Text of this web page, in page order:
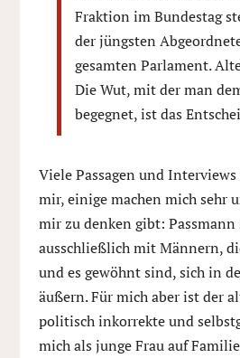
Fraktion im Bundestag
der jüngsten
gesamten Parlament.
Die Wut, mit der man
begegnet, ist das
Viele Passagen und
mir, einige machen mich sehr
mir zu denken gibt:
ausschließlich mit Männern,
und es gewöhnt sind, sich in
äußern. Für mich aber ist der
politisch inkorrekte und
mich als junge Frau auf